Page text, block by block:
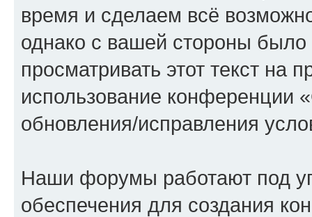
время и сделаем всё
однако с вашей стороны
просматривать этот текст на
использование конференции
обновления/исправления
Наши форумы работают под
обеспечения для создания